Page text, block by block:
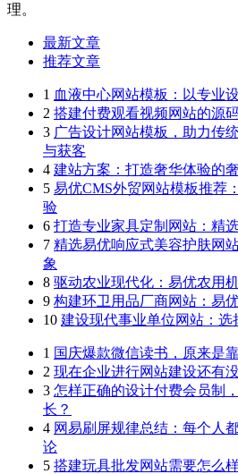
理。
最新文章
推荐文章
1 血液中心网站模板：以专业
2 搭建付费观看视频网站的源
3 广告设计网站模板，助力传
与获客
4 建站方案：打造奢华体验的
5 易优CMS外贸网站模板推荐
验
6 打造专业家具定制网站：精
7 精选易优响应式美容护肤网
象
8 驱动农业现代化：易优农用
9 构建环卫用品厂商网站：易
10 建设现代事业单位网站：选
1 国庆爆款微信读书，原来是
2 现在企业进行网站建设还有
3 怎样正确的设计付费会员制
长？
4 网易刷屏规律总结：每个人
论
5 搭建玩具批发网站需要怎么